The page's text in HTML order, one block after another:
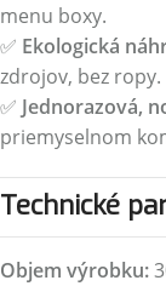
menu boxy.
✅ Ekologická
zdrojov, bez ropy.
✅ Jednorazová,
priemyselnom
Technické
Objem výrobku: